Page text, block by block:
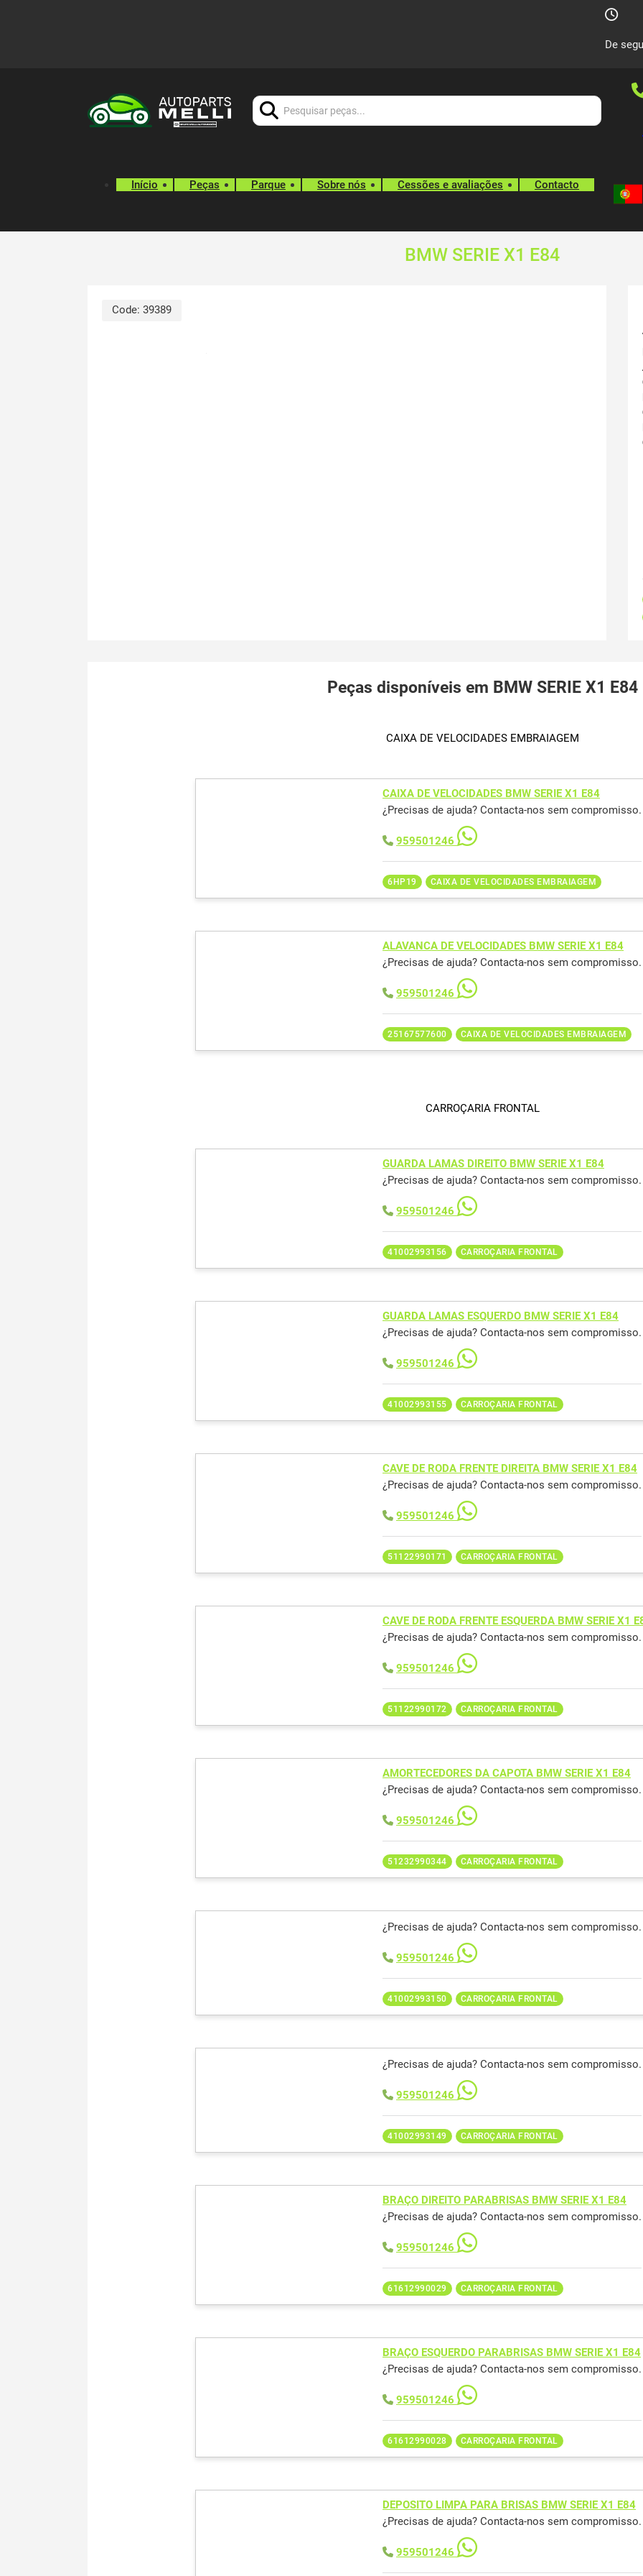
De
Início Peças Parque Sobre nós Cessões e avaliações Contacto
BMW SERIE X1 E84
Code: 39389
Peças disponíveis em BMW SERIE X1 E84
CAIXA DE VELOCIDADES EMBRAIAGEM
CAIXA DE VELOCIDADES BMW SERIE X1 E84
¿Precisas de ajuda? Contacta-nos sem compromisso.
959501246
6HP19 CAIXA DE VELOCIDADES EMBRAIAGEM
ALAVANCA DE VELOCIDADES BMW SERIE X1 E84
¿Precisas de ajuda? Contacta-nos sem compromisso.
959501246
25167577600 CAIXA DE VELOCIDADES EMBRAIAGEM
CARROÇARIA FRONTAL
GUARDA LAMAS DIREITO BMW SERIE X1 E84
¿Precisas de ajuda? Contacta-nos sem compromisso.
959501246
41002993156 CARROÇARIA FRONTAL
GUARDA LAMAS ESQUERDO BMW SERIE X1 E84
¿Precisas de ajuda? Contacta-nos sem compromisso.
959501246
41002993155 CARROÇARIA FRONTAL
CAVE DE RODA FRENTE DIREITA BMW SERIE X1 E84
¿Precisas de ajuda? Contacta-nos sem compromisso.
959501246
51122990171 CARROÇARIA FRONTAL
CAVE DE RODA FRENTE ESQUERDA BMW SERIE X1
¿Precisas de ajuda? Contacta-nos sem compromisso.
959501246
51122990172 CARROÇARIA FRONTAL
AMORTECEDORES DA CAPOTA BMW SERIE X1 E84
¿Precisas de ajuda? Contacta-nos sem compromisso.
959501246
51232990344 CARROÇARIA FRONTAL
¿Precisas de ajuda? Contacta-nos sem compromisso.
959501246
41002993150 CARROÇARIA FRONTAL
¿Precisas de ajuda? Contacta-nos sem compromisso.
959501246
41002993149 CARROÇARIA FRONTAL
BRAÇO DIREITO PARABRISAS BMW SERIE X1 E84
¿Precisas de ajuda? Contacta-nos sem compromisso.
959501246
61612990029 CARROÇARIA FRONTAL
BRAÇO ESQUERDO PARABRISAS BMW SERIE X1 E84
¿Precisas de ajuda? Contacta-nos sem compromisso.
959501246
61612990028 CARROÇARIA FRONTAL
DEPOSITO LIMPA PARA BRISAS BMW SERIE X1 E84
¿Precisas de ajuda? Contacta-nos sem compromisso.
959501246